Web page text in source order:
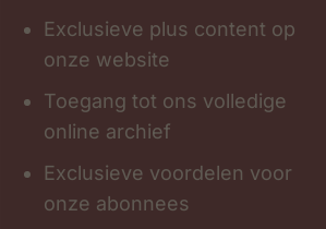
Exclusieve plus content op
onze website
Toegang tot ons volledige
online archief
Exclusieve voordelen voor
onze abonnees